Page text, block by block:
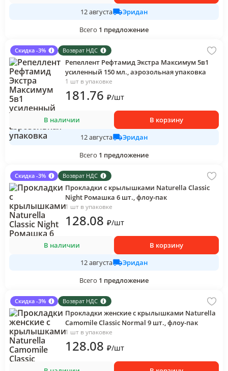
12 августа
Эридан
Всего 1 предложение
Скидка -3% Возврат НДС
Репеллент Рефтамид Экстра Максимум 5в1
усиленный 150 мл., аэрозольная упаковка
1 шт в упаковке
181.76 ₽/шт
В наличии
В корзину
12 августа
Эридан
Всего 1 предложение
Скидка -3% Возврат НДС
Прокладки с крылышками Naturella Classic
Night Ромашка 6 шт., флоу-пак
1 шт в упаковке
128.08 ₽/шт
В наличии
В корзину
12 августа
Эридан
Всего 1 предложение
Скидка -3% Возврат НДС
Прокладки женские с крылышками Naturella
Camomile Classic Normal 9 шт., флоу-пак
1 шт в упаковке
128.08 ₽/шт